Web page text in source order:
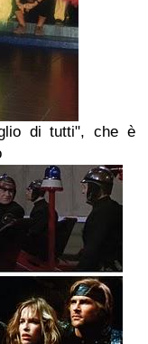
di tutti", che è